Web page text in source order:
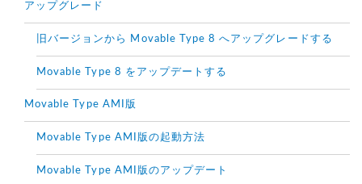
アップグレード
旧バージョンから Movable Type 8 へアップグレードする
Movable Type 8 をアップデートする
Movable Type AMI版
Movable Type AMI版の起動方法
Movable Type AMI版のアップデート